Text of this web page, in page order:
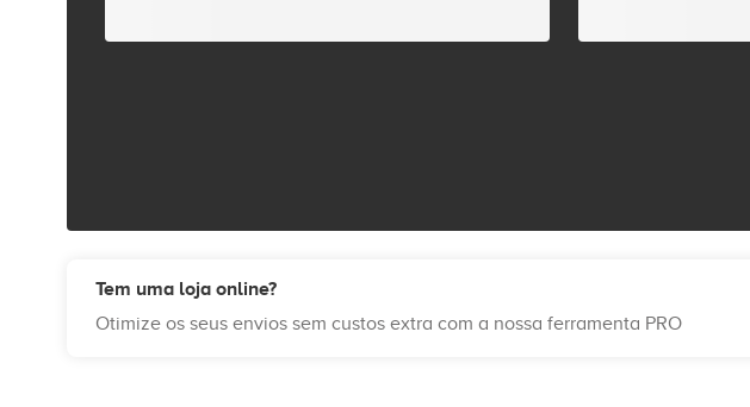
Tem uma loja online?
Otimize os seus envios sem custos extra com a nossa ferramenta PRO